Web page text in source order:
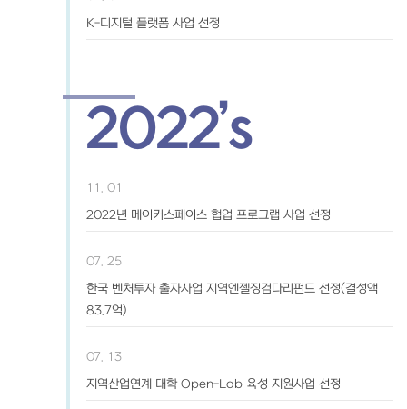
K-디지털 플랫폼 사업 선정
2022’s
11. 01
2022년 메이커스페이스 협업 프로그랩 사업 선정
07. 25
한국 벤처투자 출자사업 지역엔젤징검다리펀드 선정(결성액
83.7억)
07. 13
지역산업연계 대학 Open-Lab 육성 지원사업 선정